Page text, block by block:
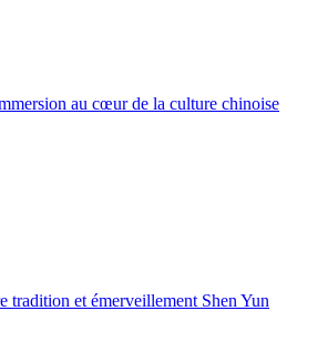
au cœur de la culture chinoise
tradition et émerveillement Shen Yun